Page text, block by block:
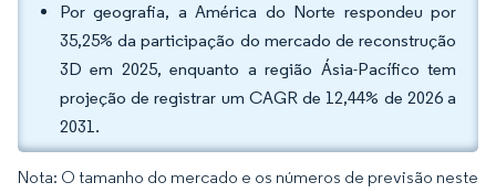
Por geografia, a América do Norte respondeu por
35,25% da participação do mercado de reconstrução
3D em 2025, enquanto a região Ásia-Pacífico tem
projeção de registrar um CAGR de 12,44% de 2026 a
2031.
Nota: O tamanho do mercado e os números de previsão neste